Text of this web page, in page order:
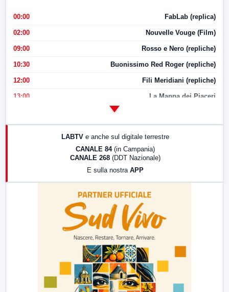
00:00 FabLab (replica)
02:00 Nouvelle Vouge (Film)
09:00 Rosso e Nero (repliche)
10:30 Buonissimo Red Roger (repliche)
12:00 Fili Meridiani (repliche)
13:00 La Mappa dei Piaceri
17:00 LabNews (replica)
LABTV e anche sul digitale terrestre
CANALE 84 (in Campania)
CANALE 268 (DDT Nazionale)
E sulla nostra APP